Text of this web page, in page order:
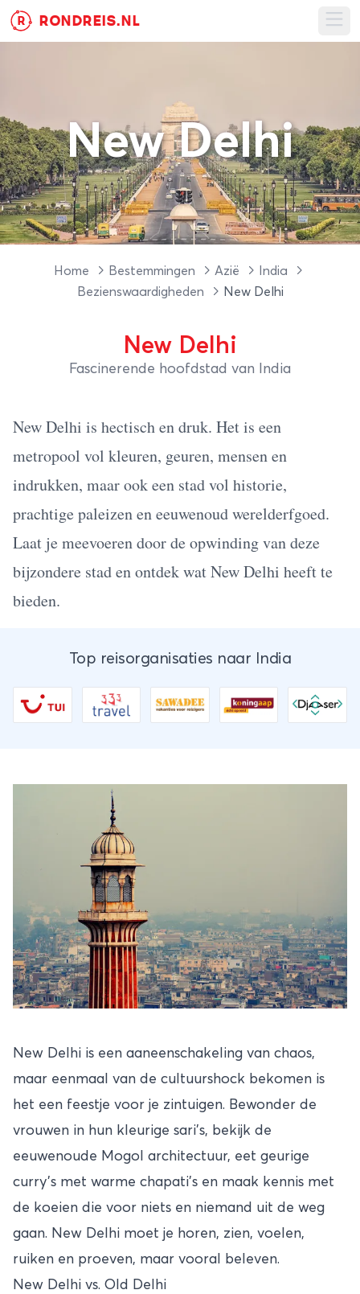
R RONDREIS.NL
New Delhi
Home Bestemmingen Azië
India
Bezienswaardigheden
New Delhi
New Delhi
Fascinerende hoofdstad van India
New Delhi is hectisch en druk. Het is een
metropool vol kleuren, geuren, mensen en
indrukken, maar ook een stad vol historie,
prachtige paleizen en eeuwenoud werelderfgoed.
Laat je meevoeren door de opwinding van deze
bijzondere stad en ontdek wat New Delhi heeft te
bieden.
Top reisorganisaties naar India
New Delhi is een aaneenschakeling van chaos,
maar eenmaal van de cultuurshock bekomen is
het een feestje voor je zintuigen. Bewonder de
vrouwen in hun kleurige sari’s, bekijk de
eeuwenoude Mogol architectuur, eet geurige
curry’s met warme chapati’s en maak kennis met
de koeien die voor niets en niemand uit de weg
gaan. New Delhi moet je horen, zien, voelen,
ruiken en proeven, maar vooral beleven.
New Delhi vs. Old Delhi